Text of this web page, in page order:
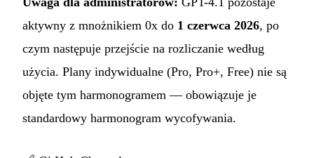
aktywny z mnożnikiem 0x do 1 czerwca 2026, po
czym następuje przejście na rozliczanie według
użycia. Plany indywidualne (Pro, Pro+, Free) nie są
objęte tym harmonogramem — obowiązuje je
standardowy harmonogram wycofywania.